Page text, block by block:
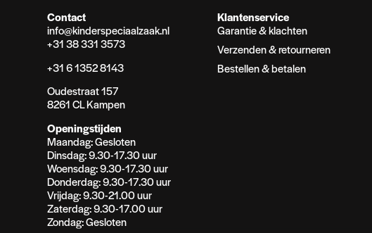
Contact
info@kinderspeciaalzaak.nl
+31 38 331 3573
+31 6 1352 8143
Oudestraat 157
8261 CL Kampen
Openingstijden
Maandag: Gesloten
Dinsdag: 9.30-17.30 uur
Woensdag: 9.30-17.30 uur
Donderdag: 9.30-17.30 uur
Vrijdag: 9.30-21.00 uur
Zaterdag: 9.30-17.00 uur
Zondag: Gesloten
Klantenservice
Garantie & klachten
Verzenden & retourneren
Bestellen & betalen